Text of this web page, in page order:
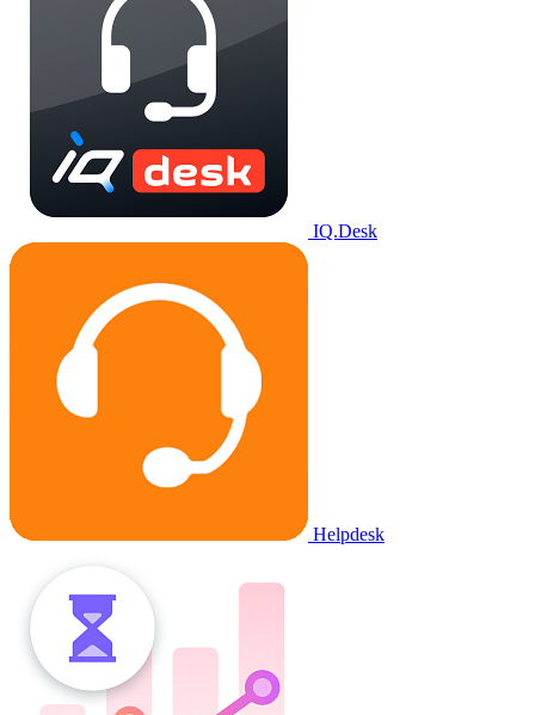
IQ.Desk
Helpdesk